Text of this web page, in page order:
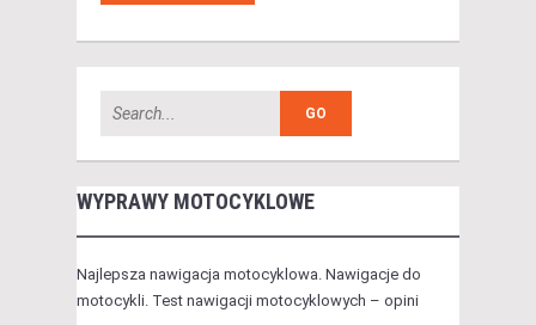
WYPRAWY MOTOCYKLOWE
Najlepsza nawigacja motocyklowa. Nawigacje do
motocykli. Test nawigacji motocyklowych – opini